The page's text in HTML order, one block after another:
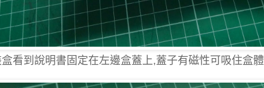
看到說明書固定在左邊盒蓋上,蓋子有磁性可吸住盒體